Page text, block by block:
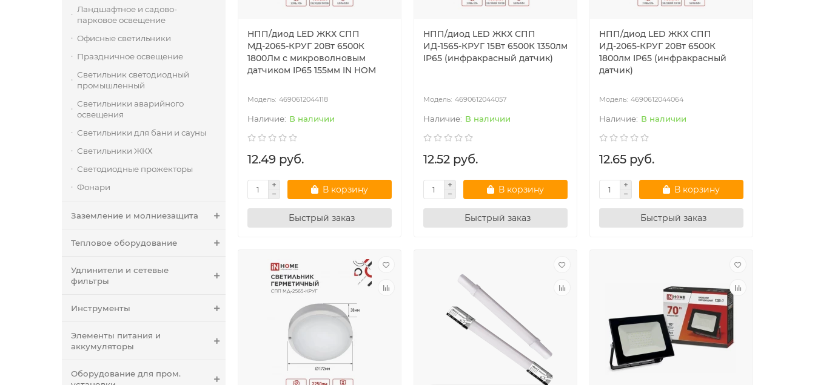
Ландшафтное и садово-
парковое освещение
Офисные светильники
Праздничное освещение
Светильник светодиодный
промышленный
Светильники аварийного
освещения
Светильники для бани и сауны
Светильники ЖКХ
Светодиодные прожекторы
Фонари
Заземление и молниезащита
Тепловое оборудование
Удлинители и сетевые
фильтры
Инструменты
Элементы питания и
аккумуляторы
Оборудование для пром.
НПП/диод LED ЖКХ СПП
МД-2065-КРУГ 20Вт 6500К
1800Лм с микроволновым
датчиком IP65 155мм IN HOM
4690612044118
В наличии
12.49 руб.
В корзину
Быстрый заказ
НПП/диод LED ЖКХ СПП
ИД-1565-КРУГ 15Вт 6500К 1350лм
IP65 (инфракрасный датчик)
4690612044057
В наличии
12.52 руб.
В корзину
Быстрый заказ
НПП/диод LED ЖКХ СПП
ИД-2065-КРУГ 20Вт 6500К
1800лм IP65 (инфракрасный
датчик)
4690612044064
В наличии
12.65 руб.
В корзину
Быстрый заказ